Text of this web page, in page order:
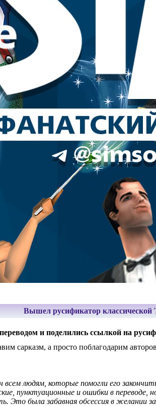
Вышел русификатор классической
и поделились ссылкой на
сарказм, а просто поблагодарим
которые помогли его закончить,
пунктуационные и ошибки в переводе,
Это была забавная обсессия в